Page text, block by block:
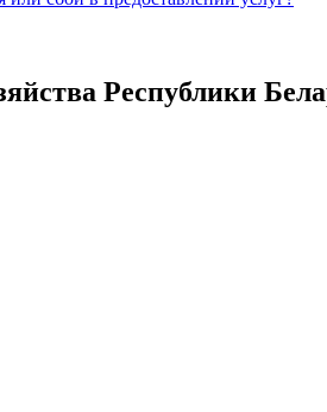
Республики